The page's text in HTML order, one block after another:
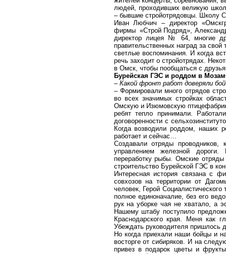
людей, проходивших великую
– бывшие стройотрядовцы. Школу
Иван Любчич – директор
фирмы «Строй Подряд»,
директор лицея № 64, многие
правительственных наград за
светлые воспоминания. И когда
речь заходит о стройотрядах.
в Омск, чтобы пообщаться с
Бурейская ГЭС и роддом в
– Какой фронт работ доверяли
– Формировали много отрядов
во всех значимых стройках
Омскую и Изюмовскую
ребят тепло принимали.
договоренности с
Когда возводили роддом, наших
работает и сейчас…
Создавали отряды проводников,
управлением железной
переработку рыбы. Омские
строительство Бурейской ГЭС в
Интересная история связана с
совхозов на территории от
человек, Герой
полное единоначалие, без его
рук на уборке чая не хватало, а
Нашему штабу поступило
Краснодарского края. Меня как
Убеждать руководителя пришлось
Но когда приехали наши бойцы и
восторге от сибиряков. И на
привез в подарок цветы и